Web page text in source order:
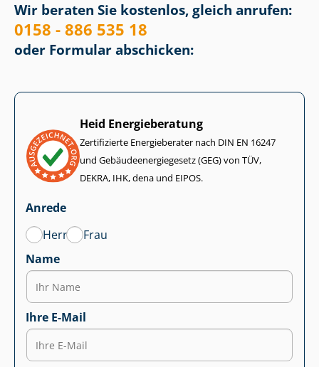
Wir beraten Sie kostenlos, gleich anrufen:
0158 - 886 535 18
oder Formular abschicken:
Heid Energieberatung
Zertifizierte Energieberater nach DIN EN 16247
und Ge­bäu­de­en­er­gie­ge­setz (GEG) von TÜV,
DEKRA, IHK, dena und EIPOS.
Anrede
Herr
Frau
Name
Ihre E-Mail